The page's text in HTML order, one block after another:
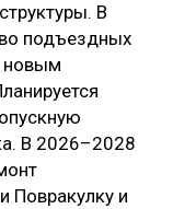
В
подъездных
новым
В 2026–2028
Повракулку и